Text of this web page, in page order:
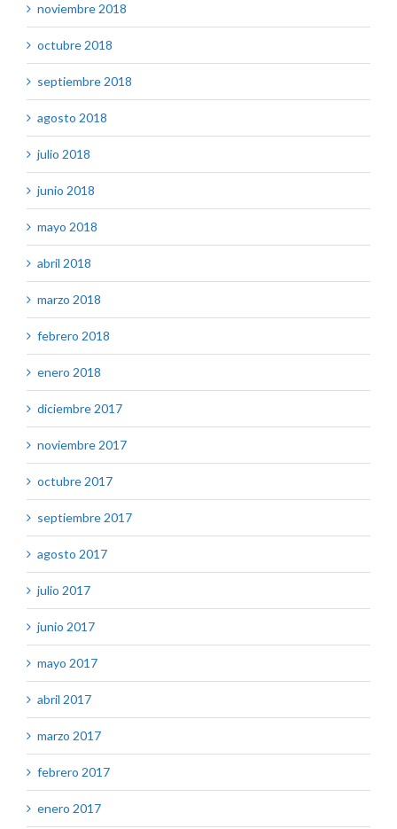
noviembre 2018
octubre 2018
septiembre 2018
agosto 2018
julio 2018
junio 2018
mayo 2018
abril 2018
marzo 2018
febrero 2018
enero 2018
diciembre 2017
noviembre 2017
octubre 2017
septiembre 2017
agosto 2017
julio 2017
junio 2017
mayo 2017
abril 2017
marzo 2017
febrero 2017
enero 2017